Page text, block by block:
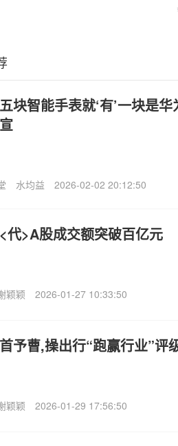
块智能手表就‘有’一块是
水均益 2026-02-02 20:12:50
代>A股成交额突破百亿元
颖颖 2026-01-27 10:33:50
予曹,操出行“跑赢行业”评
颖颖 2026-01-29 17:56:50